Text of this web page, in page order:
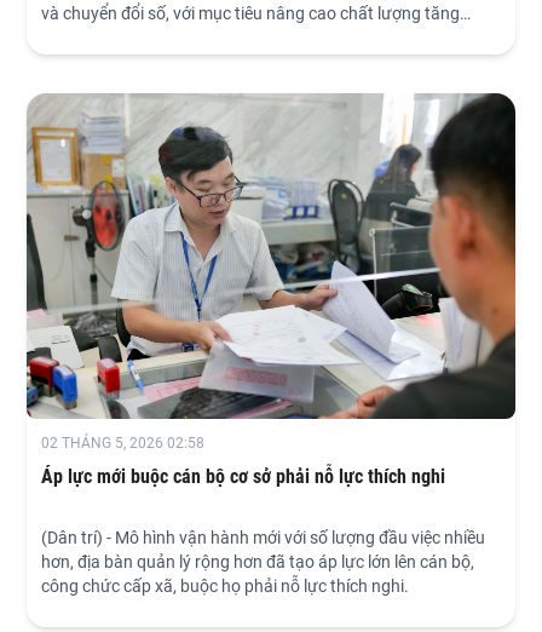
và chuyển đổi số, với mục tiêu nâng cao chất lượng tăng
rộng.
02 THÁNG 5, 2026 02:58
Áp lực mới buộc cán bộ cơ sở phải nỗ lực thích nghi
(Dân trí) - Mô hình vận hành mới với số lượng đầu việc nhiều
hơn, địa bàn quản lý rộng hơn đã tạo áp lực lớn lên cán bộ,
công chức cấp xã, buộc họ phải nỗ lực thích nghi.